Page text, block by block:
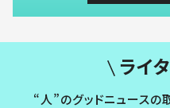
ライ
“人”のグッドニュースの